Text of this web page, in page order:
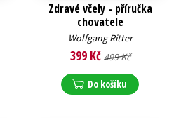
Zdravé včely - příručka
chovatele
Wolfgang Ritter
399 Kč 499 Kč
Do košíku